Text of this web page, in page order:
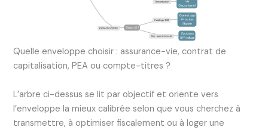
Quelle enveloppe choisir : assurance-vie, contrat de
capitalisation, PEA ou compte-titres ?
L’arbre ci-dessus se lit par objectif et oriente vers
l’enveloppe la mieux calibrée selon que vous cherchez à
transmettre, à optimiser fiscalement ou à loger une